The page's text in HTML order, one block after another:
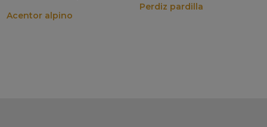
Acentor alpino
Perdiz pardilla